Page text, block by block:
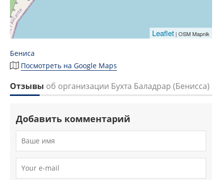
Leaflet | OSM Mapnik
Бениса
Посмотреть на Google Maps
Отзывы об организации Бухта Баладрар (Бенисса)
Добавить комментарий